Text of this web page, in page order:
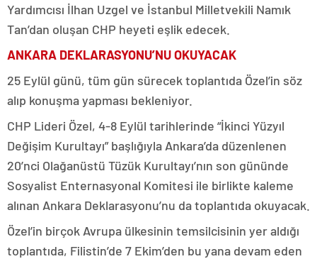
Yardımcısı İlhan Uzgel ve İstanbul Milletvekili Namık
Tan’dan oluşan CHP heyeti eşlik edecek.
ANKARA DEKLARASYONU’NU OKUYACAK
25 Eylül günü, tüm gün sürecek toplantıda Özel’in söz
alıp konuşma yapması bekleniyor.
CHP Lideri Özel, 4-8 Eylül tarihlerinde “İkinci Yüzyıl
Değişim Kurultayı” başlığıyla Ankara’da düzenlenen
20’nci Olağanüstü Tüzük Kurultayı’nın son gününde
Sosyalist Enternasyonal Komitesi ile birlikte kaleme
alınan Ankara Deklarasyonu’nu da toplantıda okuyacak.
Özel’in birçok Avrupa ülkesinin temsilcisinin yer aldığı
toplantıda, Filistin’de 7 Ekim’den bu yana devam eden